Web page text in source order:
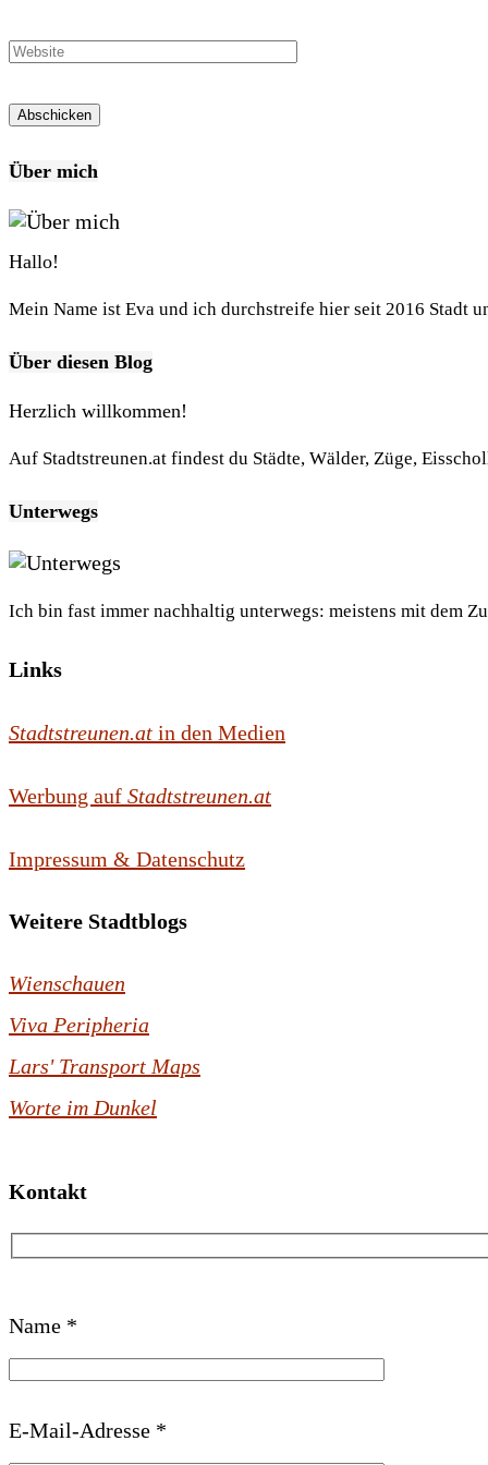
Über mich
Hallo!
Mein Name ist Eva und ich durchstreife hier seit 2016 Stadt
Über diesen Blog
Herzlich willkommen!
Auf Stadtstreunen.at findest du Städte, Wälder, Züge,
Unterwegs
Ich bin fast immer nachhaltig unterwegs: meistens mit dem
Links
Stadtstreunen.at in den Medien
Werbung auf Stadtstreunen.at
Impressum & Datenschutz
Weitere Stadtblogs
Wienschauen
Viva Peripheria
Lars' Transport Maps
Worte im Dunkel
Kontakt
t
t
Name *
E-Mail-Adresse *